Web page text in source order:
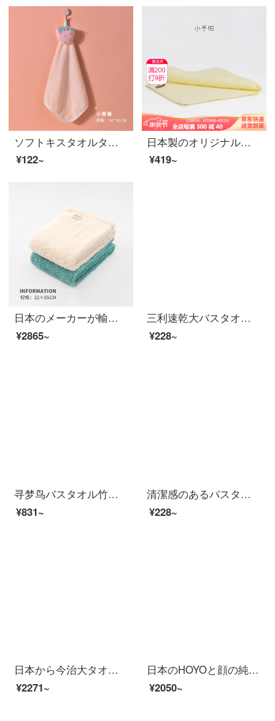
ソフトキスタオルタオルタオルはハンカチーフ式可愛い子供タオルです。幼稚園のハンカチは綿の家庭用吸水キッチンタオルより小さいイチゴです。
¥122~
日本製のオリジナルの輸入今治浅野タオルは汗を吸い取り、柔らかくて持ち運びの小さいタオルタオルタオルです。赤ちゃんの顔を洗ってタオルの匂いを消すよだれタオルはレモン黄32*14 cmです。
¥419~
日本のメーカーが輸入した浅野の洗顔タオルは、綿5つ星ホテルのタオルが強くて、水を吸い込みます。柔らかくて、毛が厚くて厚いティッシュxtcシリーズは32*85 cmの2つのセットは天然の白+清水の青です。
¥2865~
三利速乾大バスタオルA種類のソフトな吸水タオルに、男女の大人用タオルを包んで、掛け縄を持って風呂に入ります。
¥228~
寻梦鸟バスタオル竹繊维男女史風呂タオル吸水速乾软成人家用毛が落ちないようにして、厚い高級カップルの2つのバスタオルの幅の2つのセット（黄+青）70*140 cm
¥831~
清潔感のあるバスタオル男性純綿成人男女家庭用吸水速乾軟新疆長綿包巾ホテル大浴タオルW 0599浅蘭(A類標準/柔らかくて厚い/強い吸水)
¥228~
日本から今治大タオルタオルを輸入しています。家庭用女性純綿男性の吸水速乾ベビー成人セットのセットには柔らかいバスタオルが入っています。（60*120 cm）
¥2271~
日本のHOYOと顔の純綿の浴の長さのモデルの男女の家庭用吸水速乾綿のカップルのタイプの浴衣の本の白いSコードは身長の155-170 cmに適します。
¥2050~